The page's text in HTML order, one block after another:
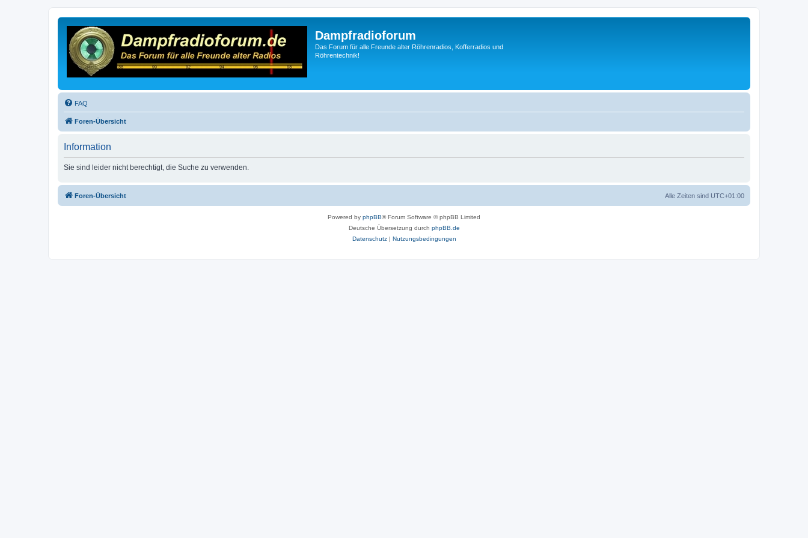
Dampfradioforum
Das Forum für alle Freunde alter Röhrenradios, Kofferradios und
Röhrentechnik!
FAQ
Foren-Übersicht
Information
Sie sind leider nicht berechtigt, die Suche zu verwenden.
Foren-Übersicht Alle Zeiten sind UTC+01:00
Powered by phpBB® Forum Software © phpBB Limited
Deutsche Übersetzung durch phpBB.de
Datenschutz| Nutzungsbedingungen